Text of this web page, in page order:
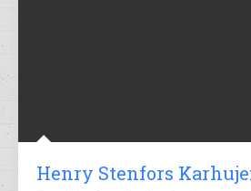
Henry Stenfors